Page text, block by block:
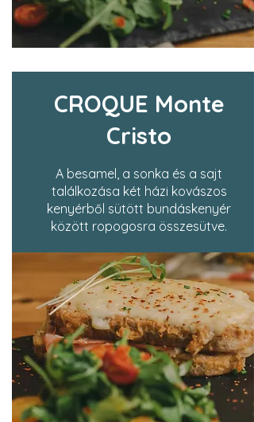
CROQUE Monte
Cristo
A besamel, a sonka és a sajt
találkozása két házi kovászos
kenyérből sütött bundáskenyér
között ropogosra összesütve.